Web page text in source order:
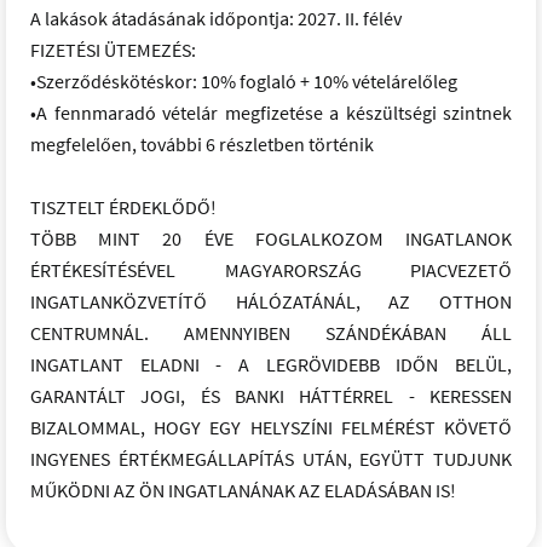
A lakások átadásának időpontja: 2027. II. félév
FIZETÉSI ÜTEMEZÉS:
•Szerződéskötéskor: 10% foglaló + 10% vételárelőleg
•A fennmaradó vételár megfizetése a készültségi szintnek
megfelelően, további 6 részletben történik
TISZTELT ÉRDEKLŐDŐ!
TÖBB MINT 20 ÉVE FOGLALKOZOM INGATLANOK
ÉRTÉKESÍTÉSÉVEL MAGYARORSZÁG PIACVEZETŐ
INGATLANKÖZVETÍTŐ HÁLÓZATÁNÁL, AZ OTTHON
CENTRUMNÁL. AMENNYIBEN SZÁNDÉKÁBAN ÁLL
INGATLANT ELADNI - A LEGRÖVIDEBB IDŐN BELÜL,
GARANTÁLT JOGI, ÉS BANKI HÁTTÉRREL - KERESSEN
BIZALOMMAL, HOGY EGY HELYSZÍNI FELMÉRÉST KÖVETŐ
INGYENES ÉRTÉKMEGÁLLAPÍTÁS UTÁN, EGYÜTT TUDJUNK
MŰKÖDNI AZ ÖN INGATLANÁNAK AZ ELADÁSÁBAN IS!